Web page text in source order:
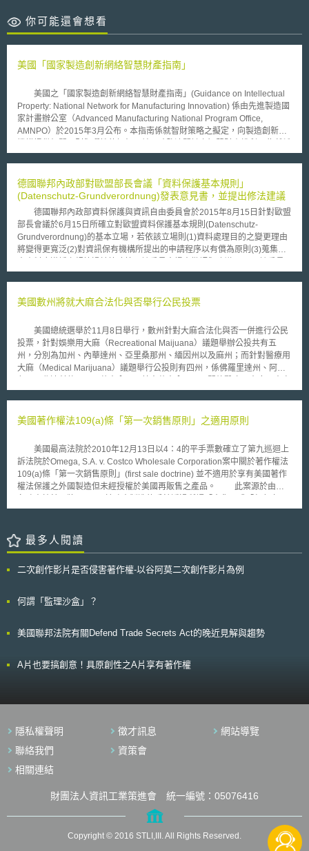
你可能還會想看
美國「國家製造創新網絡智慧財產指南」
美國之「國家製造創新網絡智慧財產指南」(Guidance on Intellectual
Property: National Network for Manufacturing Innovation) 係由先進製造國
家計畫辦公室（Advanced Manufacturing National Program Office,
AMNPO）於2015年3月公布。本指南係就智財策略之擬定，向製造創新之
之製造創新機構，係指2014年復甦美國製造與創新法(Revitalize American
構，亦即為因應先進製造相關挑戰並協助製造業保持與擴展工業產品與就業
機會之公私合營機構。 「國家製造創新網絡智慧財產指南」大別為9類
(3)智慧財產所有權；(4)機構研發之智慧財產(Institute-Developed
Intellectual Property, IDIP)權利；(5)非機構研發之智慧財產權利；(6)基礎智
慧財產；(7)資料權利與管理；(8)出版權；(9)政府權利。以資料權利與管理
為例，該類之下的第一項原則要求機構應研擬符合出口管制法規之資料計
濟部技術處主政推動成立「台灣生產力4.0研發夥伴聯盟(Taiwan
力的同時，智慧財產權利相關配套措施自屬重要。
德國聯邦內政部對歐盟部長會議「資料保護基本規則」
(Datenschutz-Grundverordnung)發表意見書，並提出修法建議
德國聯邦內政部資料保護與資訊自由委員會於2015年8月15日針對歐盟
部長會議於6月15日所確立對歐盟資料保護基本規則(Datenschutz-
Grundverordnung)的基本立場，若依該立場則(1)資料處理目的之變更理由
將變得更寬泛(2)對資訊保有機構所提出的申請程序以有償為原則(3)蒐集個
會會議認為有必要改進歐盟「資料保護基本規則」，令其更周延，更呼籲對
堅持 多年來在德國法已確立的資訊節約原則(Datensparsamkeit)和資訊
目的明確性原則(der Grundsatz der Zweckbindung)之功能，係為資料
處理之透明性和可預見性，該原則亦強化了當事人的資訊自主權，使其得以
信賴個人資料之處理，僅限於所申請之目的內進行。 故若依理事會建
議之規範，使資料處理目的之變更，得以更寬泛的理由進行，將背棄歐盟基
因素之一。另就同意書而言，若如歐盟部長理事會所建議者，只需清楚明確
該會議重申，嚴格規範對個人資料的蒐集有其必要性。為個人檔案之整
合與充分使用設置嚴格的界限，現有規定太過簡略而遭到批評。 5.有效的資
訊保護需要歐盟層級的企業與官署的資料保護專員 對於資訊保護監督
的有效性，在德國已確立之官方與私人企業的資訊保護專員制度係重要之一
環。應致力於歐盟層級公/私機構資訊保護專員制度在整個歐洲的推動。 6.
資訊傳輸第三國官署和法院需要更嚴格的監督 近期的隱私醜聞之後，
構。此意見書贊同歐盟議會的建議，即以第三國法院的判決和行政機關的決
議，要求對個人資訊的披露，在歐盟之中僅能基於國際公約中機關互助和法
美國數州將就大麻合法化與否舉行公民投票
美國總統選舉於11月8日舉行，數州針對大麻合法化與否一併進行公民
投票，針對娛樂用大麻（Recreational Maijuana）議題舉辦公投共有五
州，分別為加州、內華達州、亞里桑那州、緬因州以及麻州；而針對醫療用
大麻（Medical Marijuana）議題舉行公投則有四州，係佛羅里達州、阿肯
公投案係放寬現行法規之限制。公投結果顯示，除亞里桑那州公投案未通過
布之民調顯示，美國民眾支持大麻合法化比例，已從1969年的12%爬升至
Research研究報告統計，全美目前合法管道銷售大麻金額從2014年的46億
美元成長至54億美元，而作為全美最大經濟體的加州，依投資分析公司
Cowen and Company分析，該州本次公投案通過將使全美大麻產業成長三
倍，甚至於2026年市場規模將成長至500億美元。大麻合法化後，依「加州
美國著作權法109(a)條「第一次銷售原則」之適用原則
美國最高法院於2010年12月13日以4：4的平手票數確立了第九巡迴上
訴法院於Omega, S.A. v. Costco Wholesale Corporation案中關於著作權法
109(a)條「第一次銷售原則」(first sale doctrine) 並不適用於享有美國著作
權法保護之外國製造但未經授權於美國再販售之產品。 此案源於由知
場」的途徑輾轉由一家名為ENE Limited的紐約公司所購得，而Costco自該
雖對於該手錶於外國的初次販售給予授權，但並未授權該商品爾後輸入美國
並由 Costco 販賣之行為。Omega乃對Costco提出侵權告訴，而此案所牽連
(Omega Globe Design)」字樣。 Costco則以著作權法第109(a)條作為
錶之行為，已排除其對於後續散布、進口及未經授權之銷售等行為之侵權主
判決，並未使上訴法院對於「第109(a)條，只有當該主張涉及在美國國內製
權)及第602(a)條(輸入權)」之一般規定無效。換言之「第一次銷售原則」並
不適用於銷售外國製造但未經授權於美國再販售的著作物或其合法重製物。
最多人閱讀
二次創作影片是否侵害著作權-以谷阿莫二次創作影片為例
何謂「監理沙盒」？
美國聯邦法院有關Defend Trade Secrets Act的晚近見解與趨勢
A片也要搞創意！具原創性之A片享有著作權
隱私權聲明 徵才訊息
網站導覽
聯絡我們
資策會
相關連結
財團法人資訊工業策進會 統一編號：05076416
Copyright © 2016 STLI,III. All Rights Reserved.